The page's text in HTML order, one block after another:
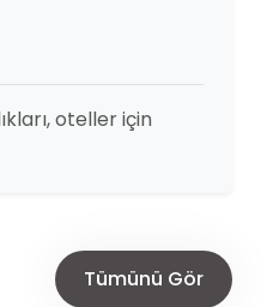
oteller için
Tümünü Gör